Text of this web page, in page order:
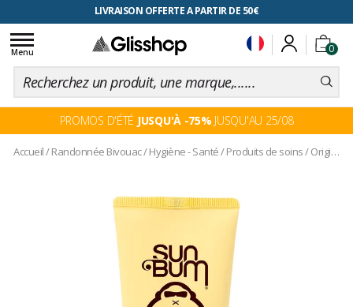
LIVRAISON OFFERTE A PARTIR DE 50€
RETOUR FACILITÉ, 100 jours pour changer d'avis
0
Toggle
navigation
Menu
PROMOS D'ÉTÉ JUSQU'À -75% JUSQU'AU 25/08
Accueil/Randonnée Bivouac/Hygiène - Santé/Produits de soins/Original SPF 50 Sunscreen Face Lotion